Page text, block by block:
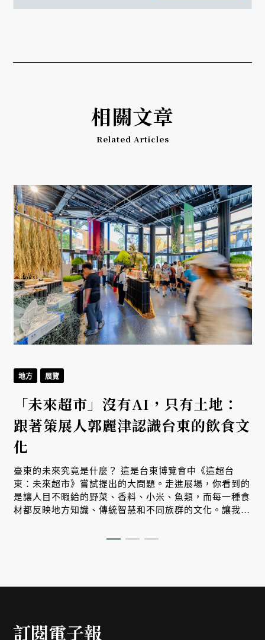
相關文章
Related Articles
地方 展覽
「未來超市」沒有AI，只有土地：
跟著策展人郭麗津認識台東的飲食文
化
臺東的未來究竟是什麼？ 這是台東博覽會中《這超台
東：未來超市》嘗試提出的大問題。走進展場，你看到的
是讓人目不暇給的野菜、香料、小米、魚類，而每一種食
材都反映地方知識、傳統智慧和不同族群的文化。讓我們
訂閱電子報